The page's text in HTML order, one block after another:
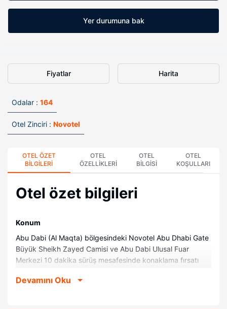
Yer durumuna bak
Fiyatlar Harita
Odalar : 164
Otel Zinciri : Novotel
OTEL ÖZET
BILGILERI
OTEL
ÖZELLIKLERI
OTEL
BILGISI
OTEL
KOŞULLARI
Otel özet bilgileri
Konum
Abu Dabi (Al Maqta) bölgesindeki Novotel Abu Dhabi Gate
Büyük Sheikh Zayed Camisi ve Abu Dabi Ulusal Fuar
Merkezi 10 dakika sürüş mesafesinde konaklama fırsatı
km) ve Yas Marina Yarış Pisti ile 16,3 mi (26,2 km)
Devamını Oku